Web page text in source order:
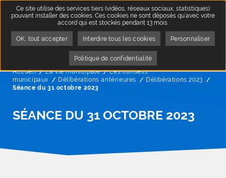
Accueil La vie municipale
Les conseils
municipaux
Délibérations antérieures Délibérations 2023
Séance du 31 octobre 2023
SÉANCE DU 31 OCTOBRE 2023
Ce site utilise des services tiers (vidéos, réseaux sociaux, statistiques)
pouvant installer des cookies. Ces cookies ne sont déposés qu’avec votre
accord qui est stockés pendant 13 mois.
OK, tout accepter Interdire tous les cookies Personnaliser
Politique de confidentialité